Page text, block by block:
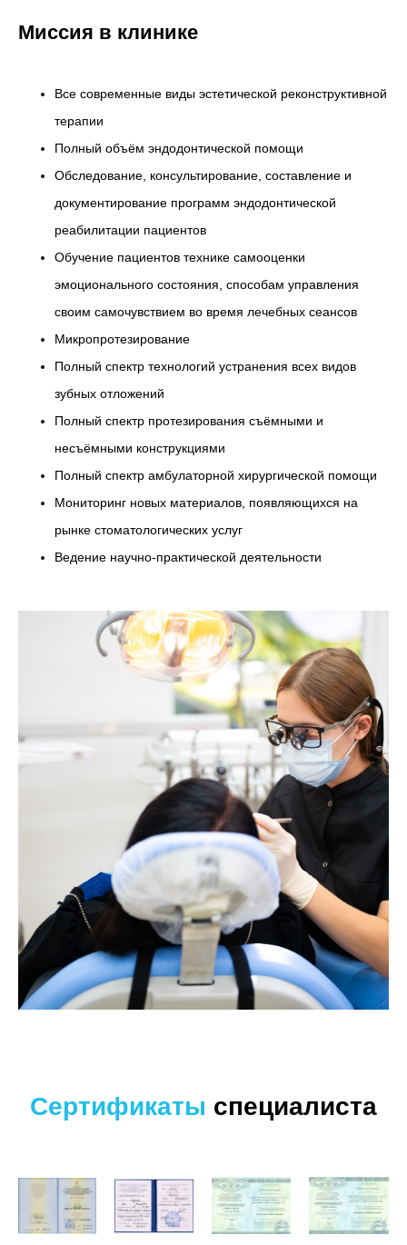
Миссия в клинике
Все современные виды эстетической реконструктивной
терапии
Полный объём эндодонтической помощи
Обследование, консультирование, составление и
документирование программ эндодонтической
реабилитации пациентов
Обучение пациентов технике самооценки
эмоционального состояния, способам управления
своим самочувствием во время лечебных сеансов
Микропротезирование
Полный спектр технологий устранения всех видов
зубных отложений
Полный спектр протезирования съёмными и
несъёмными конструкциями
Полный спектр амбулаторной хирургической помощи
Мониторинг новых материалов, появляющихся на
рынке стоматологических услуг
Ведение научно-практической деятельности
Сертификаты специалиста